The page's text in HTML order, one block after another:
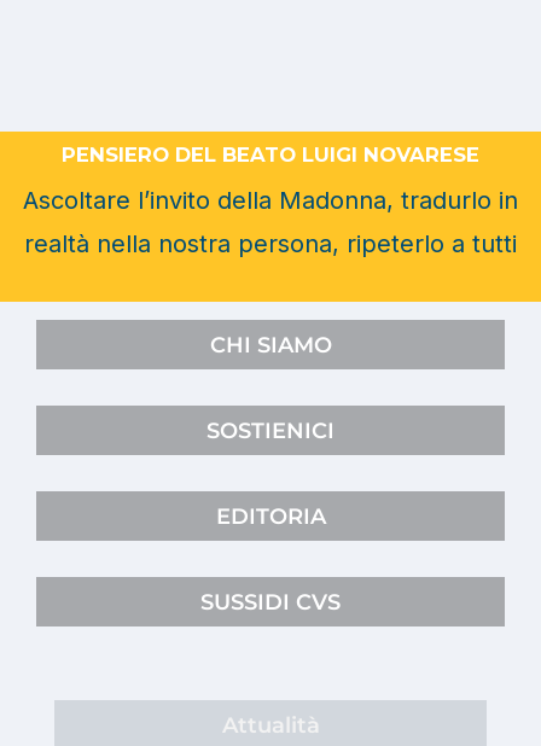
PENSIERO DEL BEATO LUIGI NOVARESE
Ascoltare l’invito della Madonna, tradurlo in
realtà nella nostra persona, ripeterlo a tutti
CHI SIAMO
SOSTIENICI
EDITORIA
SUSSIDI CVS
Attualità